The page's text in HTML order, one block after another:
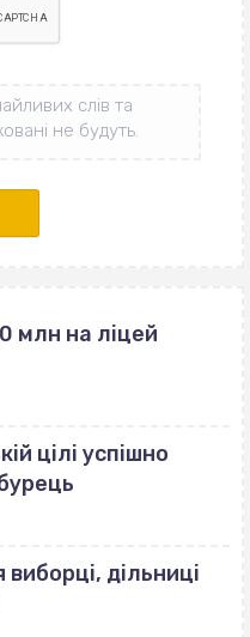
млн на ліцей
цілі успішно
дільниці